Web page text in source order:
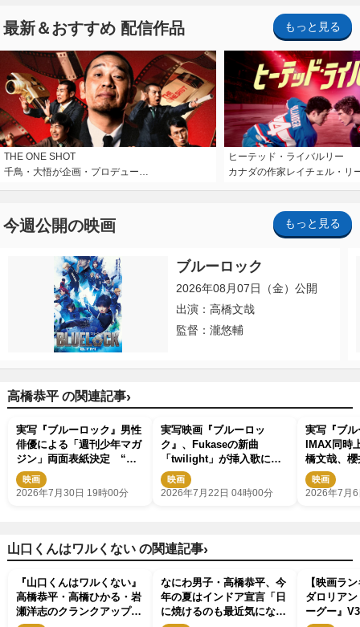
最新＆おすすめ 配信作品 もっと見る
THE ONE SHOT
千鳥・大悟が企画・プロデュー…
ヒーテッド・ライバルリー
カナダの作家レイチェル・リ
今週公開の映画 もっと見る
ブルーロック
2026年08月07日（金）公開
出演：高橋文哉
監督：瀧悠輔
高橋恭平 の関連記事›
実写『ブルーロック』男性
俳優による「週刊少年マガ
ジン」両面表紙決定 “潔
世一”高橋文哉×アニメ・浦
和希の対談も実現
映画
2026年7月30日 19時00分
実写映画『ブルーロッ
ク』、Fukaseの新曲
「twilight」が挿入歌に決
定 最新映像公開
映画
2026年7月22日 04時00分
実写『ブ
IMAX同
橋文哉、
平らのプ
真も解禁
映画
2026年7月
山口くんはワルくない の関連記事›
『山口くんはワルくない』
高橋恭平・高橋ひかる・岩
瀬洋志のクランクアップ映
なにわ男子・高橋恭平、今
年の夏はインドア宣言「日
に焼けるのも最近気になり
【映画ラ
ダロリア
ーグー』